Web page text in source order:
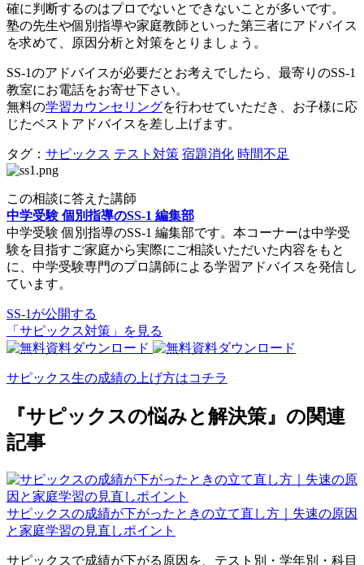
確に判断するのはプロでないとできないことが多いです。
塾の先生や個別指導や家庭教師といった第三者にアドバイス
を求めて、原因分析と対策をとりましょう。
SS-1のアドバイスが必要だとお考えでしたら、最寄りのSS-1
教室にお電話をお寄せ下さい。
無料の学習カウンセリングを行わせていただき、お子様に応
じたベストアドバイスを差し上げます。
タグ： サピックス テスト対策 宿題消化 時間不足
この相談に答えた講師
中学受験 個別指導のSS-1 編集部
中学受験 個別指導のSS-1 編集部です。本コーナーは中学受
験を目指すご家庭から実際にご相談いただいた内容をもと
に、中学受験専門のプロ講師による学習アドバイスを発信し
ています。
SS-1が公開する
「サピックス対策」を見る
サピックス生の成績の上げ方はコチラ
『サピックスの悩みと解決策』の関連
記事
サピックスの成績が下がったときの立て直し方｜失速の原因
と家庭学習の見直しポイント
サピックスで成績が下がる原因を、テスト別・学年別・科目